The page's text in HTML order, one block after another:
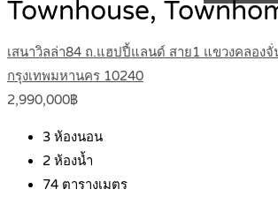
Townhouse,
เสนาวิลล่า84 ถ.แฮปปี้แลนด์ สาย1 แขวงคลองจั่
กรุงเทพมหานคร 10240
2,990,000฿
3 ห้องนอน
2 ห้องน้ำ
74 ตารางเมตร